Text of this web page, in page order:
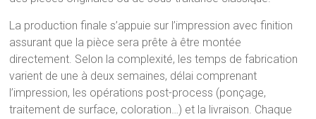
La production finale s’appuie sur l’impression avec finition
assurant que la pièce sera prête à être montée
directement. Selon la complexité, les temps de fabrication
varient de une à deux semaines, délai comprenant
l’impression, les opérations post-process (ponçage,
traitement de surface, coloration…) et la livraison. Chaque